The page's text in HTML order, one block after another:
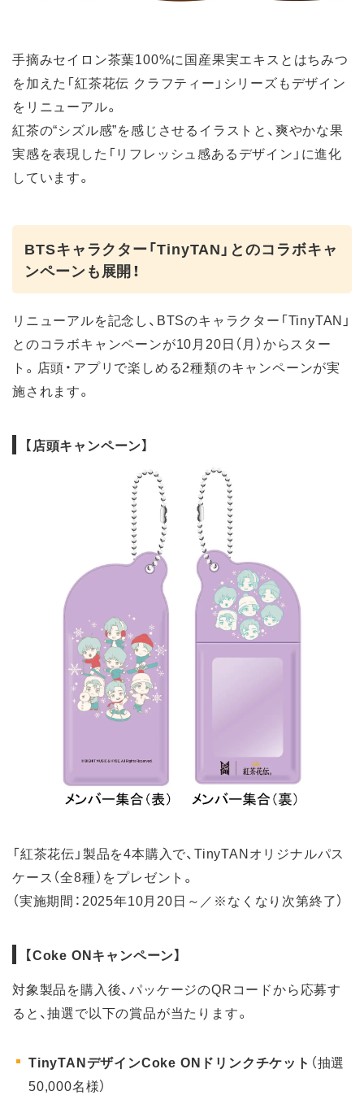
手摘みセイロン茶葉100%に国産果実エキスとはちみつ
を加えた「紅茶花伝 クラフティー」シリーズもデザイン
をリニューアル。
紅茶の“シズル感”を感じさせるイラストと、爽やかな果
実感を表現した「リフレッシュ感あるデザイン」に進化
しています。
BTSキャラクター「TinyTAN」とのコラボキャ
ンペーンも展開！
リニューアルを記念し、BTSのキャラクター「TinyTAN」
とのコラボキャンペーンが10月20日（月）からスター
ト。店頭・アプリで楽しめる2種類のキャンペーンが実
施されます。
【店頭キャンペーン】
「紅茶花伝」製品を4本購入で、TinyTANオリジナルパス
ケース（全8種）をプレゼント。
（実施期間：2025年10月20日～／※なくなり次第終了）
【Coke ONキャンペーン】
対象製品を購入後、パッケージのQRコードから応募す
ると、抽選で以下の賞品が当たります。
TinyTANデザインCoke ONドリンクチケット （抽選
50,000名様）